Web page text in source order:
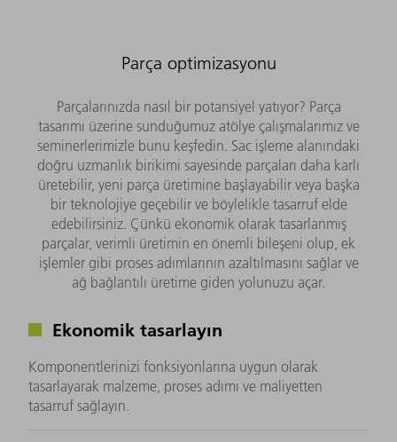
Parça optimizasyonu
Parçalarınızda nasıl bir potansiyel yatıyor? Parça
tasarımı üzerine sunduğumuz atölye çalışmalarımız ve
seminerlerimizle bunu keşfedin. Sac işleme alanındaki
doğru uzmanlık birikimi sayesinde parçaları daha karlı
üretebilir, yeni parça üretimine başlayabilir veya başka
bir teknolojiye geçebilir ve böylelikle tasarruf elde
edebilirsiniz. Çünkü ekonomik olarak tasarlanmış
parçalar, verimli üretimin en önemli bileşeni olup, ek
işlemler gibi proses adımlarının azaltılmasını sağlar ve
ağ bağlantılı üretime giden yolunuzu açar.
Ekonomik tasarlayın
Komponentlerinizi fonksiyonlarına uygun olarak
tasarlayarak malzeme, proses adımı ve maliyetten
tasarruf sağlayın.